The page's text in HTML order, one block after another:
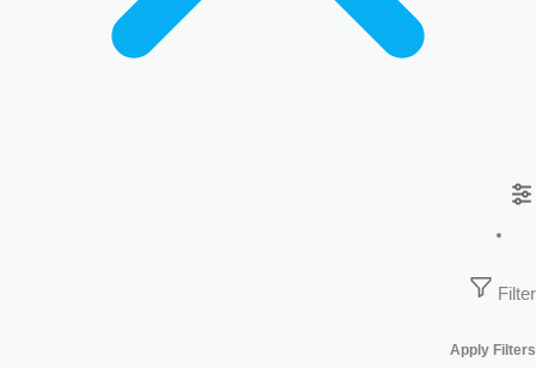
Filter
Apply Filters